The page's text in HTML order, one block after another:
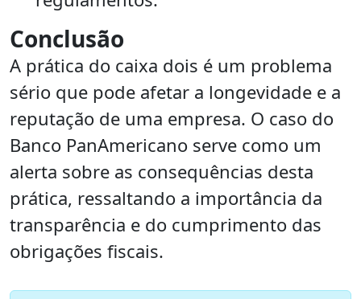
Conclusão
A prática do caixa dois é um problema
sério que pode afetar a longevidade e a
reputação de uma empresa. O caso do
Banco PanAmericano serve como um
alerta sobre as consequências desta
prática, ressaltando a importância da
transparência e do cumprimento das
obrigações fiscais.